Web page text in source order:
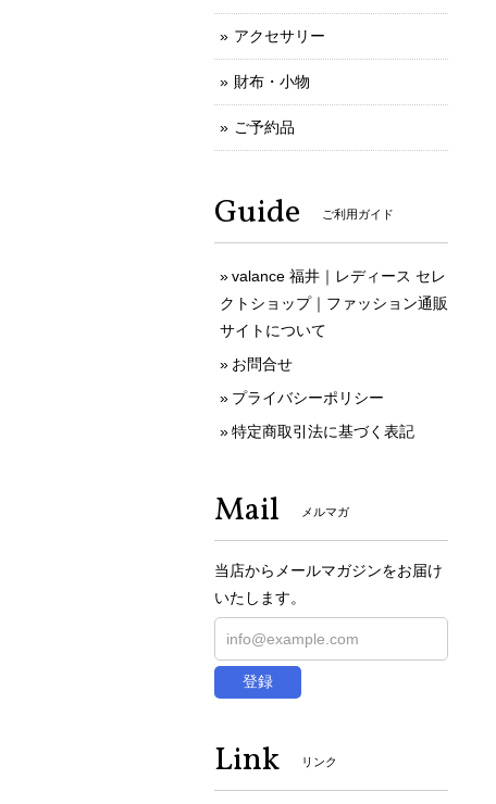
アクセサリー
財布・小物
ご予約品
Guide ご利用ガイド
valance 福井｜レディース セレ
クトショップ｜ファッション通販
サイトについて
お問合せ
プライバシーポリシー
特定商取引法に基づく表記
Mail メルマガ
当店からメールマガジンをお届け
いたします。
登録
Link リンク